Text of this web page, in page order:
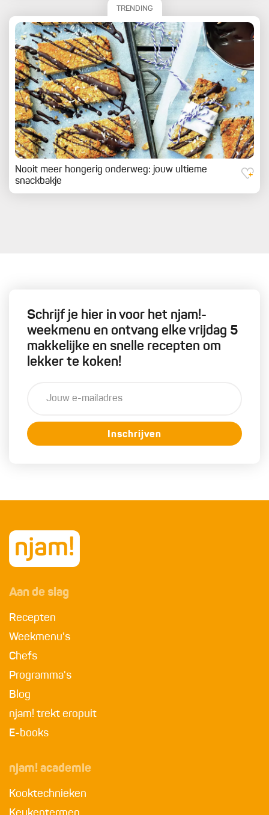
TRENDING
Nooit meer hongerig onderweg: jouw ultieme
snackbakje
Schrijf je hier in voor het njam!-
weekmenu en ontvang elke vrijdag 5
makkelijke en snelle recepten om
lekker te koken!
Inschrijven
Aan de slag
Recepten
Weekmenu's
Chefs
Programma's
Blog
njam! trekt eropuit
E-books
njam! academie
Kooktechnieken